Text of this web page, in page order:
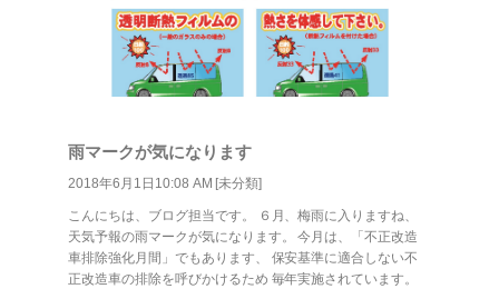
雨マークが気になります
2018年6月1日10:08 AM [未分類]
こんにちは、ブログ担当です。 ６月、梅雨に入りますね、
天気予報の雨マークが気になります。 今月は、「不正改造
車排除強化月間」でもあります、 保安基準に適合しない不
正改造車の排除を呼びかけるため 毎年実施されています。